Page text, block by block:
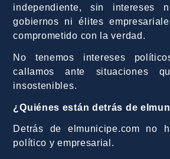
independiente, sin intereses
gobiernos ni élites
comprometido con la verdad.
No tenemos intereses
callamos ante situaciones
insostenibles.
¿Quiénes están detrás de
Detrás de elmunicipe.com no
político y empresarial.